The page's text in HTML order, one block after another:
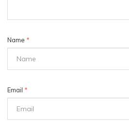
Name *
Email *